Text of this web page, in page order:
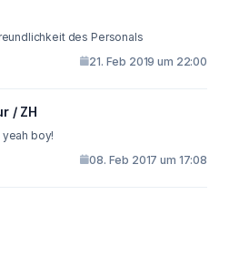
des Personals
21. Feb 2019 um 22:00
/ ZH
boy!
08. Feb 2017 um 17:08